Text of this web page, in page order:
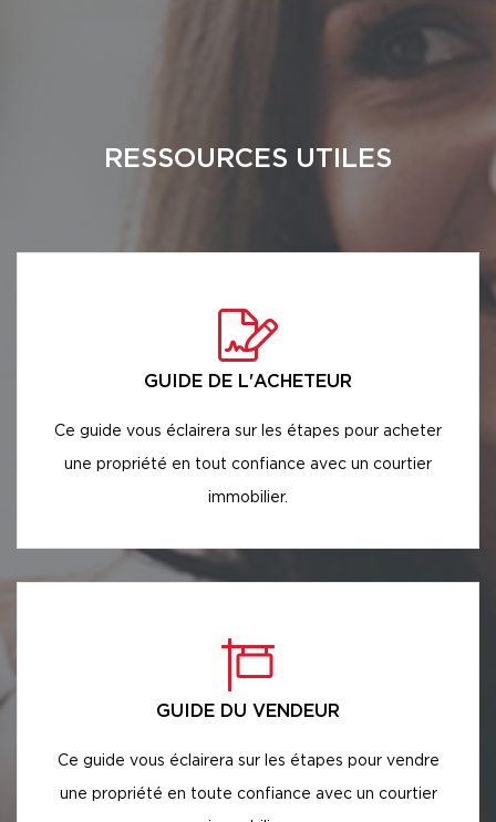
RESSOURCES UTILES
GUIDE DE L'ACHETEUR
Ce guide vous éclairera sur les étapes pour acheter
une propriété en tout confiance avec un courtier
immobilier.
GUIDE DU VENDEUR
Ce guide vous éclairera sur les étapes pour vendre
une propriété en toute confiance avec un courtier